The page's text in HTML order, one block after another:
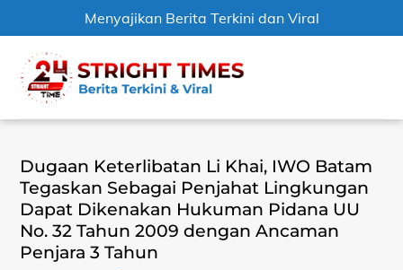
Menyajikan Berita Terkini dan Viral
content
Dugaan Keterlibatan Li Khai, IWO Batam
Tegaskan Sebagai Penjahat Lingkungan
Dapat Dikenakan Hukuman Pidana UU
No. 32 Tahun 2009 dengan Ancaman
Penjara 3 Tahun